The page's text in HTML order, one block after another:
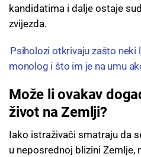
kandidatima i dalje ostaje
zvijezda.
Psiholozi otkrivaju zašto neki
monolog i što im je na umu
Može li ovakav
život na Zemlji?
Iako istraživači smatraju da
u neposrednoj blizini Zemlje,